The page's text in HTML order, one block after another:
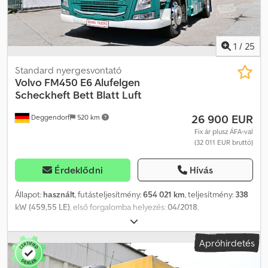
1 / 25
Deggendorf 520 km
Standard nyergesvontató
Volvo FM450 E6 Alufelgen
Scheckheft Bett Blatt Luft
26 900 EUR
Fix ár plusz ÁFA-val
(32 011 EUR bruttó)
Érdeklődni Hívás
Állapot: használt, futásteljesítmény:654 021 km, teljesítmény: 338
kW (459,55 LE), első forgalomba helyezés:04/2018,
, saját tömeg:
11 300 kg, össztömeg:18 000 kg, tengelyelrendezés:4x2,
tengelytáv:3 800 mm, fékek:motorfék
, vezetőfülke:
alvófülke, hajtástípus: automata , kibocsátási osztály:
Apróhirdetés